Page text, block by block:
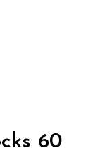
60